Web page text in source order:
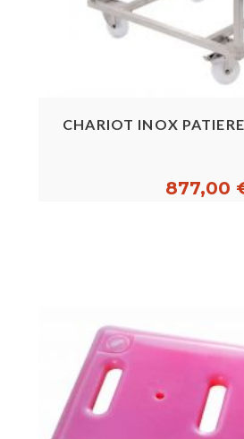
CHARIOT INOX
877,00